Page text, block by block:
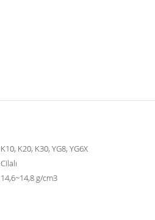
K10, K20, K30, YG8, YG6X
Cilalı
14,6~14,8 g/cm3